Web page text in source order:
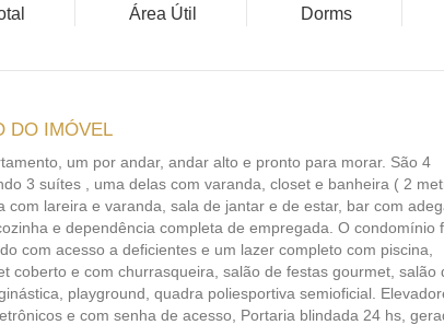
Área Útil
Dorms
DO IMÓVEL
um por andar, andar alto e pronto para morar. São 4
3 suítes , uma delas com varanda, closet e banheira ( 2
com lareira e varanda, sala de jantar e de estar, bar com
e dependência completa de empregada. O condomínio
com acesso a deficientes e um lazer completo com piscina,
coberto e com churrasqueira, salão de festas gourmet, salão
playground, quadra poliesportiva semioficial.
e com senha de acesso, Portaria blindada 24 hs,